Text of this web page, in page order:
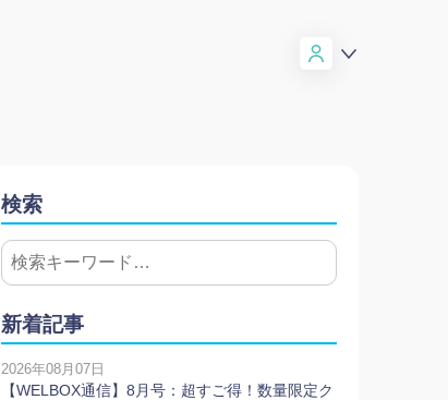
検索
新着記事
2026年08月07日
【WELBOX通信】8月号：超すご得！数量限定ク